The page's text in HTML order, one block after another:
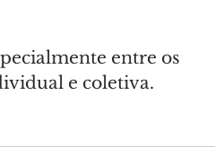
entre os
e coletiva.